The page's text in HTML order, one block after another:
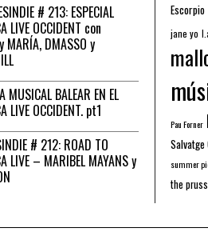
# 213: ESPECIAL
LIVE OCCIDENT con
MARÍA, DMASSO y
MUSICAL BALEAR EN EL
LIVE OCCIDENT. pt1
# 212: ROAD TO
LIVE – MARIBEL MAYANS y
Escorpio
jane yo
Pau Forner
Salvatge
summer
the